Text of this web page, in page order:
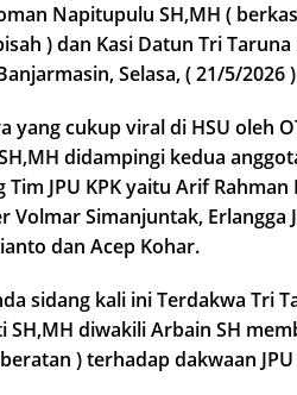
Napitupulu SH,MH (
) dan Kasi Datun Tri
Selasa, ( 21/5/2026
yang cukup viral di HSU oleh
didampingi kedua
Tim JPU KPK yaitu Arif
Volmar Simanjuntak, Erlangga
dan Acep Kohar.
sidang kali ini Terdakwa Tri
SH,MH diwakili Arbain SH
) terhadap dakwaan JPU